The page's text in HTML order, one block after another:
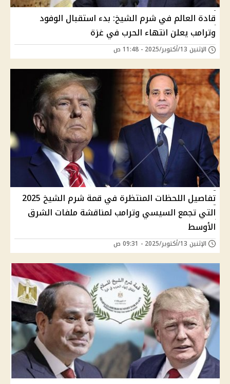
قادة العالم في شرم الشيخ: بدء استقبال الوفود
وترامب يعلن انتهاء الحرب في غزة
الإثنين 13/أكتوبر/2025 - 11:48 ص
تفاصيل اللحظات المنتظرة في قمة شرم الشيخ 2025
التي تجمع السيسي وترامب لمناقشة ملفات الشرق
الأوسط
الإثنين 13/أكتوبر/2025 - 09:31 ص